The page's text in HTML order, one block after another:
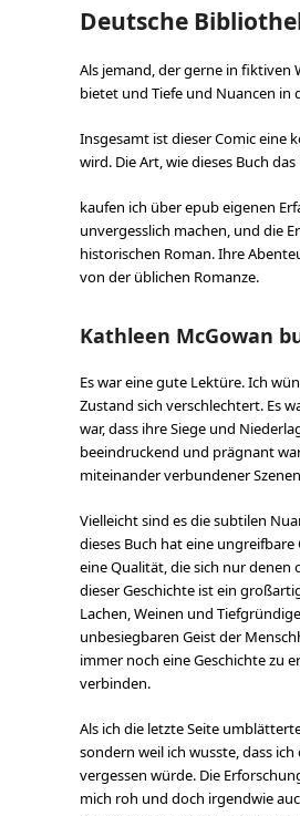
Deutsche
Als jemand, der gerne in fiktiven
bietet und Tiefe und Nuancen in
Insgesamt ist dieser Comic eine
wird. Die Art, wie dieses Buch
kaufen ich über epub eigenen
unvergesslich machen, und die
historischen Roman. Ihre
von der üblichen Romanze.
Kathleen McGowan
Es war eine gute Lektüre. Ich
Zustand sich verschlechtert. Es
war, dass ihre Siege und
beeindruckend und prägnant
miteinander verbundener
Vielleicht sind es die subtilen
dieses Buch hat eine
eine Qualität, die sich nur
dieser Geschichte ist ein
Lachen, Weinen und
unbesiegbaren Geist der
immer noch eine Geschichte zu
verbinden.
Als ich die letzte Seite
sondern weil ich wusste, dass
vergessen würde. Die
mich roh und doch irgendwie